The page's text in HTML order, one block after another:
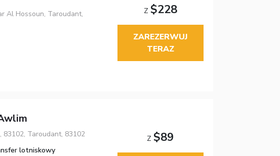
Al Hossoun, Taroudant,
Z $228
ZAREZERWUJ
TERAZ
83102, Taroudant, 83102
lotniskowy
Z$89